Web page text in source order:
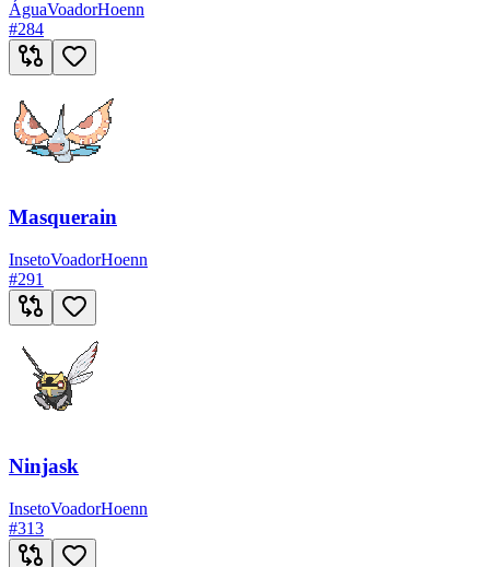
ÁguaVoadorHoenn
#284
Masquerain
InsetoVoadorHoenn
#291
Ninjask
InsetoVoadorHoenn
#313